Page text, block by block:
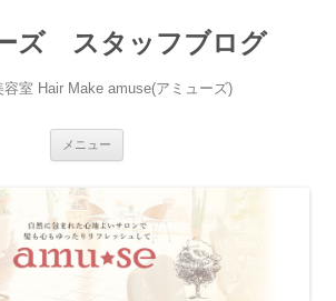
ズ スタッフブログ
容室 Hair Make amuse(アミューズ)
メニュー
へ
ス
キ
ッ
プ